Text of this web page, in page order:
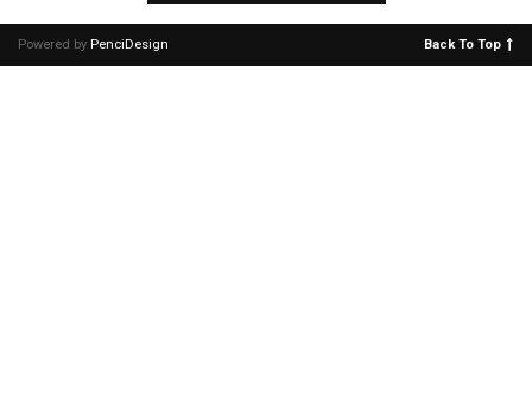
Powered by PenciDesign Back To Top